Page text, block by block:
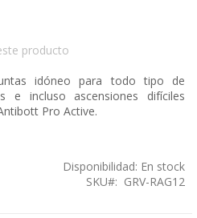
producto
idóneo para todo tipo de
e incluso ascensiones difíciles
Pro Active.
Disponibilidad: En stock
SKU
GRV-RAG12